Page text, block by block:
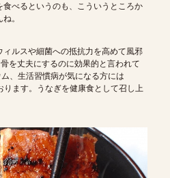
べるというのも、こういうところか
。
ィルスや細菌への抵抗力を高めて風邪
を丈夫にするのに効果的と言われて
、生活習慣病が気になる方には
ります。うなぎを健康食として召し上